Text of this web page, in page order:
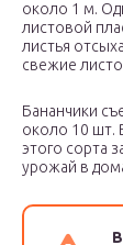
около 1 м.
листовой
листья
свежие
Бананчики
около 10 шт.
этого сорта
урожай в